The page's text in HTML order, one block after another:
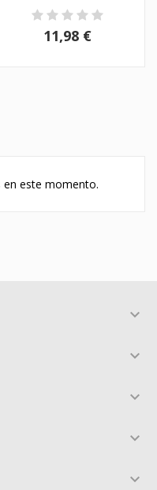
11,98 €
en este momento.




